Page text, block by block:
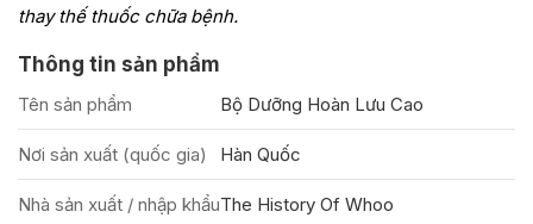
thay thế thuốc chữa bệnh.
Thông tin sản phẩm
Tên sản phẩm Bộ Dưỡng Hoàn Lưu Cao
Nơi sản xuất (quốc gia) Hàn Quốc
Nhà sản xuất / nhập khẩuThe History Of Whoo